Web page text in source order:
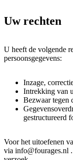
Uw rechten
U heeft de volgende
persoonsgegevens:
Inzage,
Intrekking van
Bezwaar tegen
gestructureerd
Voor het uitoefenen
via info@fourages.nl